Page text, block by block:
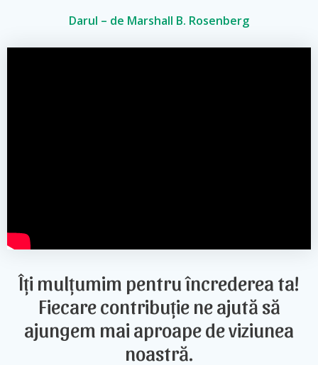
Darul – de Marshall B. Rosenberg
Îți mulțumim pentru încrederea ta!
Fiecare contribuție ne ajută să
ajungem mai aproape de viziunea
noastră.